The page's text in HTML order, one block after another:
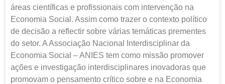
áreas científicas e profissionais com intervenção na
Economia Social. Assim como trazer o contexto político
de decisão a reflectir sobre várias temáticas prementes
do setor. A Associação Nacional Interdisciplinar da
Economia Social – ANIES tem como missão promover
ações e investigação interdisciplinares inovadoras que
promovam o pensamento crítico sobre e na Economia